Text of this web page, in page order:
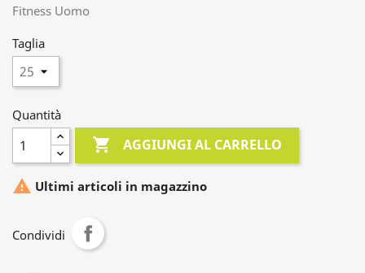
Fitness Uomo
Taglia
Quantità
 AGGIUNGI AL CARRELLO
 Ultimi articoli in magazzino
Condividi